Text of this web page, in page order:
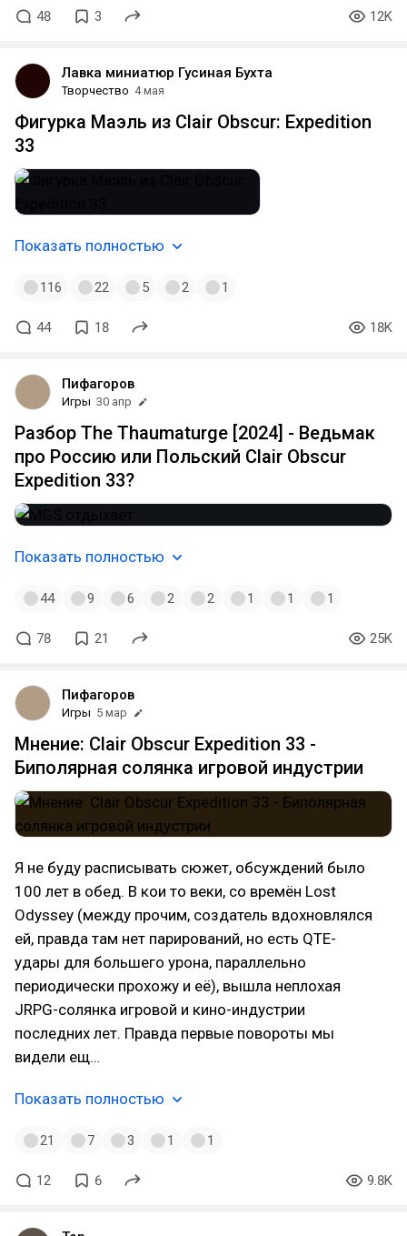
48 3 12K
Лавка миниатюр Гусиная Бухта
Творчество 4 мая
Фигурка Маэль из Clair Obscur: Expedition
33
Показать полностью
116 22 5 2 1
44 18 18K
Пифагоров
Игры 30 апр
Разбор The Thaumaturge [2024] - Ведьмак
про Россию или Польский Clair Obscur
Expedition 33?
Показать полностью
44 9 6 2 2 1 1 1
78 21 25K
Пифагоров
Игры 5 мар
Мнение: Clair Obscur Expedition 33 -
Биполярная солянка игровой индустрии
Я не буду расписывать сюжет, обсуждений было
100 лет в обед. В кои то веки, со времён Lost
Odyssey (между прочим, создатель вдохновлялся
ей, правда там нет парирований, но есть QTE-
удары для большего урона, параллельно
периодически прохожу и её), вышла неплохая
JRPG-солянка игровой и кино-индустрии
последних лет. Правда первые повороты мы
видели ещ…
Показать полностью
21 7 3 1 1
12 6 9.8K